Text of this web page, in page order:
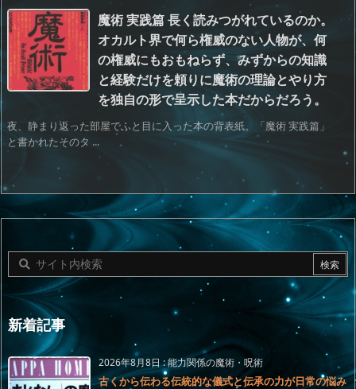
魔術 実践篇 長く読みつがれているのか。
オカルト界で何ら権威のない人物が、何
の権威にもおもねらず、みずからの知識
と経験だけを頼りに魔術の理論とやり方
を独自の形で呈示した本だからだろう。
夜、静まり返った部屋でふと目に入った本の背表紙。「魔術 実践篇」
と書かれたそのタ ...
新着記事
2026年8月8日:能力関係の魔術・呪術
古くから伝わる伝統的な儀式と伝承の力が日常の悩み